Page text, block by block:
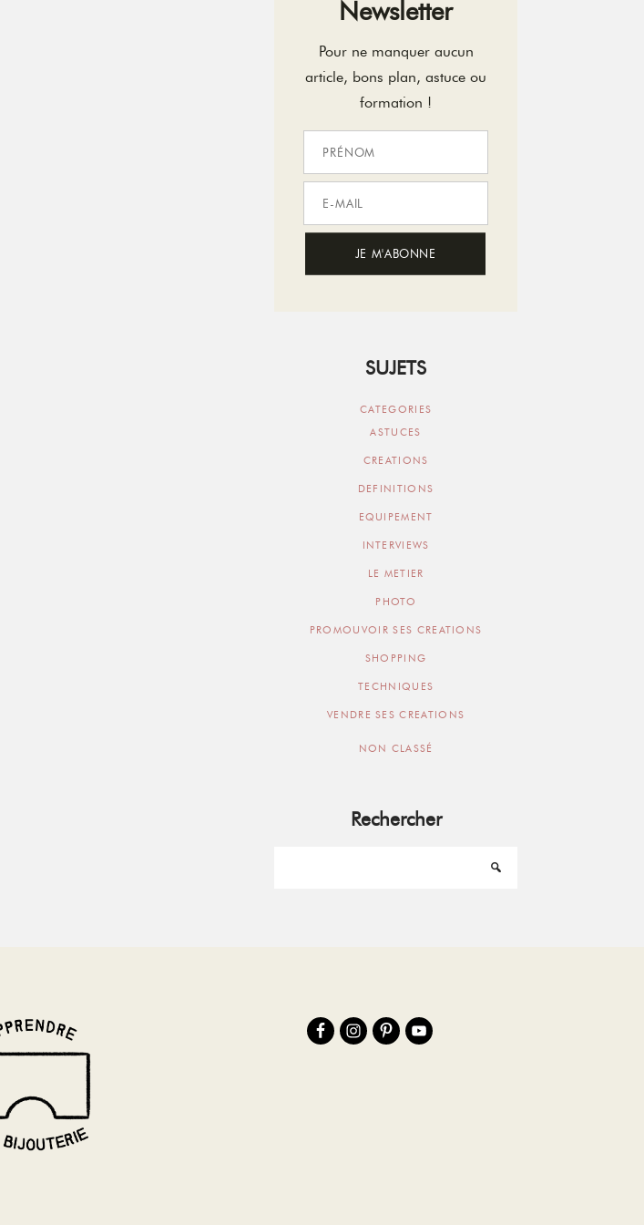
Newsletter
Pour ne manquer aucun
article, bons plan, astuce ou
formation !
SUJETS
CATEGORIES
ASTUCES
CREATIONS
DEFINITIONS
EQUIPEMENT
INTERVIEWS
LE METIER
PHOTO
PROMOUVOIR SES CREATIONS
SHOPPING
TECHNIQUES
VENDRE SES CREATIONS
NON CLASSÉ
Rechercher